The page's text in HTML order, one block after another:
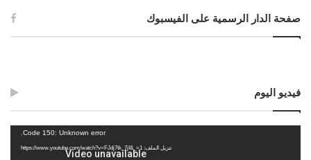
صفحة الدار الرسمية على الفيسبوك
فيديو اليوم
Code 150: Unknown error.
تنزيل الملف: https://www.youtube.com/watch?v=FJdj7tk_7jI&_=1